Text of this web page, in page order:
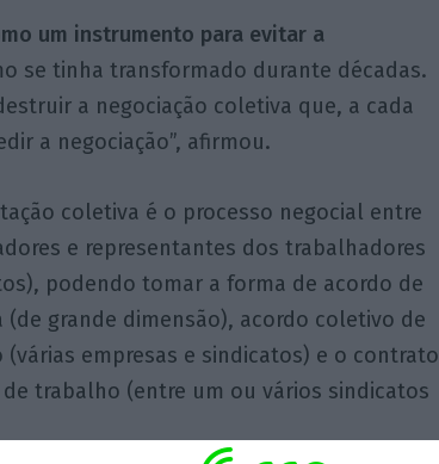
um instrumento para evitar a
se tinha transformado durante décadas.
a negociação coletiva que, a cada
a negociação”, afirmou.
coletiva é o processo negocial entre
e representantes dos trabalhadores
podendo tomar a forma de acordo de
(de grande dimensão), acordo coletivo de
empresas e sindicatos) e o contrato
trabalho (entre um ou vários sindicatos